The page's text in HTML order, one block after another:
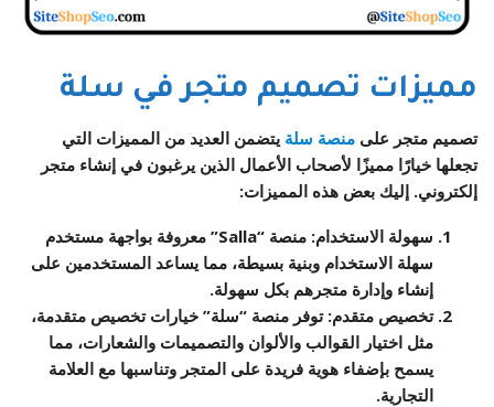
مميزات تصميم متجر في سلة
تصميم متجر على منصة سلة يتضمن العديد من المميزات التي
تجعلها خيارًا مميزًا لأصحاب الأعمال الذين يرغبون في إنشاء متجر
إلكتروني. إليك بعض هذه المميزات:
سهولة الاستخدام
: منصة “Salla” معروفة بواجهة مستخدم
سهلة الاستخدام وبنية بسيطة، مما يساعد المستخدمين على
إنشاء وإدارة متجرهم بكل سهولة.
تخصيص متقدم: توفر منصة “سلة” خيارات تخصيص متقدمة،
مثل اختيار القوالب والألوان والتصميمات والشعارات، مما
يسمح بإضفاء هوية فريدة على المتجر وتناسبها مع العلامة
التجارية.